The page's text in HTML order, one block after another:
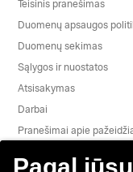
Teisinis pranešimas
Duomenų apsaugos
Duomenų sekimas
Sąlygos ir nuostatos
Atsisakymas
Darbai
Pranešimai apie